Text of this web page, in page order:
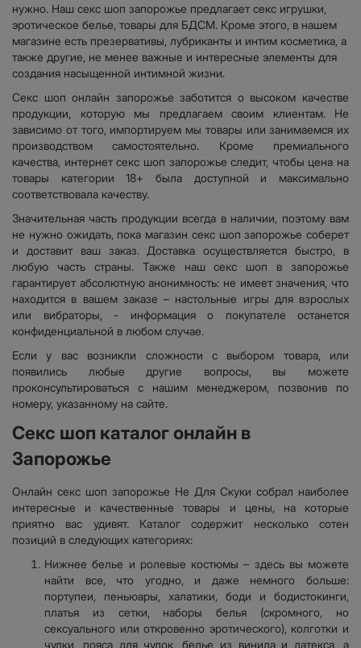
нужно. Наш секс шоп запорожье предлагает секс игрушки,
эротическое белье, товары для БДСМ. Кроме этого, в нашем
магазине есть презервативы, лубриканты и интим косметика, а
также другие, не менее важные и интересные элементы для
создания насыщенной интимной жизни.
Секс шоп онлайн запорожье заботится о высоком качестве
продукции, которую мы предлагаем своим клиентам. Не
зависимо от того, импортируем мы товары или занимаемся их
производством самостоятельно. Кроме премиального
качества, интернет секс шоп запорожье следит, чтобы цена на
товары категории 18+ была доступной и максимально
соответствовала качеству.
Значительная часть продукции всегда в наличии, поэтому вам
не нужно ожидать, пока магазин секс шоп запорожье соберет
и доставит ваш заказ. Доставка осуществляется быстро, в
любую часть страны. Также наш секс шоп в запорожье
гарантирует абсолютную анонимность: не имеет значения, что
находится в вашем заказе – настольные игры для взрослых
или вибраторы, - информация о покупателе останется
конфиденциальной в любом случае.
Если у вас возникли сложности с выбором товара, или
появились любые другие вопросы, вы можете
проконсультироваться с нашим менеджером, позвонив по
номеру, указанному на сайте.
Секс шоп каталог онлайн в
Запорожье
Онлайн секс шоп запорожье Не Для Скуки собрал наиболее
интересные и качественные товары и цены, на которые
приятно вас удивят. Каталог содержит несколько сотен
позиций в следующих категориях:
Нижнее белье и ролевые костюмы – здесь вы можете
найти все, что угодно, и даже немного больше:
портупеи, пеньюары, халатики, боди и бодистокинги,
платья из сетки, наборы белья (скромного, но
сексуального или откровенно эротического), колготки и
чулки, пояса для чулок, белье из винила и латекса, а